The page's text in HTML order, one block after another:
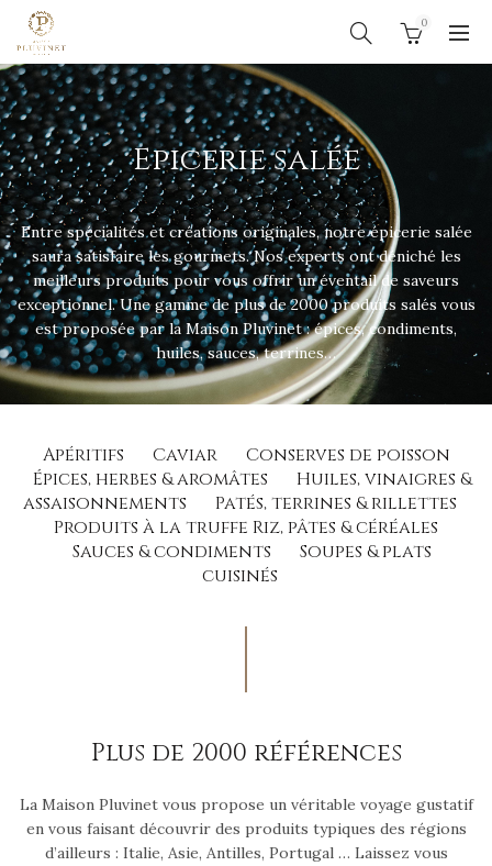
0
Epicerie salée
Entre spécialités et créations originales, notre épicerie salée
saura satisfaire les gourmets. Nos experts ont déniché les
meilleurs produits pour vous offrir un éventail de saveurs
exceptionnel. Une gamme de plus de 2000 produits salés vous
est proposée par la Maison Pluvinet : épices, condiments,
huiles, sauces, terrines…
Apéritifs Caviar
Conserves de poisson
Épices, herbes & aromâtes
Huiles, vinaigres &
assaisonnements
Patés, terrines & rillettes
Produits à la truffe Riz, pâtes & céréales
Sauces & condiments
Soupes & plats
cuisinés
Plus de 2000 références
La Maison Pluvinet vous propose un véritable voyage gustatif
en vous faisant découvrir des produits typiques des régions
d’ailleurs : Italie, Asie, Antilles, Portugal … Laissez vous